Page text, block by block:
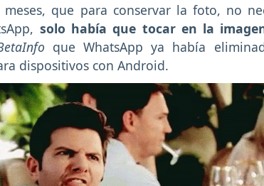
meses, que para conservar la foto, no
solo había que tocar en la
que WhatsApp ya había
dispositivos con Android.